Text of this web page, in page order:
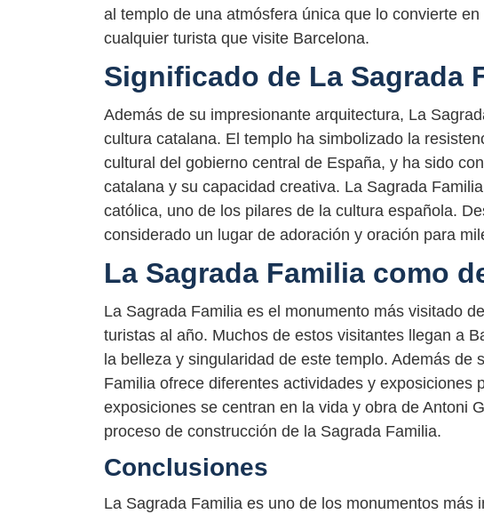
al templo de una atmósfera única que lo convierte
cualquier turista que visite Barcelona.
Significado de La Sagrada
Además de su impresionante arquitectura, La
cultura catalana. El templo ha simbolizado la
cultural del gobierno central de España, y ha sido
catalana y su capacidad creativa. La Sagrada
católica, uno de los pilares de la cultura española.
considerado un lugar de adoración y oración para
La Sagrada Familia como
La Sagrada Familia es el monumento más visitado
turistas al año. Muchos de estos visitantes llegan a
la belleza y singularidad de este templo. Además de
Familia ofrece diferentes actividades y exposiciones
exposiciones se centran en la vida y obra de Antoni
proceso de construcción de la Sagrada Familia.
Conclusiones
La Sagrada Familia es uno de los monumentos más